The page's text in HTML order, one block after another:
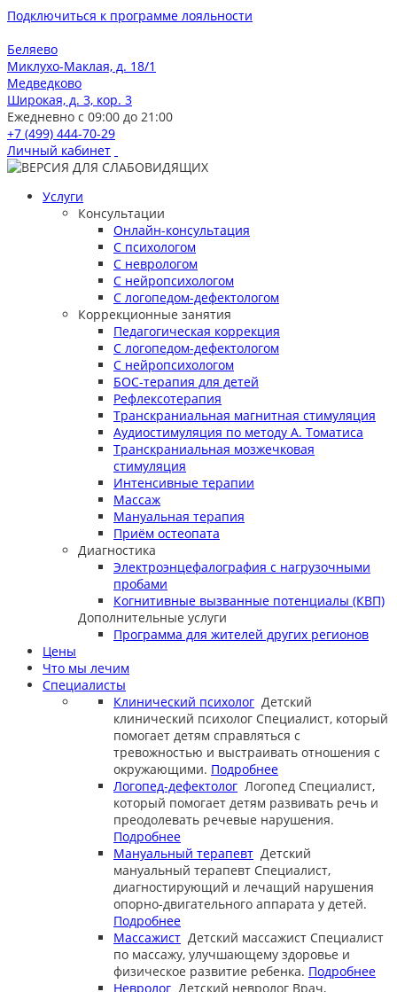
Подключиться к программе лояльности
Беляево
Миклухо-Маклая, д. 18/1
Медведково
Широкая, д. 3, кор. 3
Ежедневно с 09:00 до 21:00
+7 (499) 444-70-29
Личный кабинет
Услуги
Консультации
Онлайн-консультация
С психологом
С неврологом
С нейропсихологом
С логопедом-дефектологом
Коррекционные занятия
Педагогическая коррекция
С логопедом-дефектологом
С нейропсихологом
БОС-терапия для детей
Рефлексотерапия
Транскраниальная магнитная стимуляция
Аудиостимуляция по методу А. Томатиса
Транскраниальная мозжечковая
стимуляция
Интенсивные терапии
Массаж
Мануальная терапия
Приём остеопата
Диагностика
Электроэнцефалография с нагрузочными
пробами
Когнитивные вызванные потенциалы (КВП)
Дополнительные услуги
Программа для жителей других регионов
Цены
Что мы лечим
Специалисты
Клинический психолог Детский
клинический психолог Специалист, который
помогает детям справляться с
тревожностью и выстраивать отношения с
окружающими. Подробнее
Логопед-дефектолог Логопед Специалист,
который помогает детям развивать речь и
преодолевать речевые нарушения.
Подробнее
Мануальный терапевт Детский
мануальный терапевт Специалист,
диагностирующий и лечащий нарушения
опорно-двигательного аппарата у детей.
Подробнее
Массажист Детский массажист Специалист
по массажу, улучшающему здоровье и
физическое развитие ребенка. Подробнее
Невролог Детский невролог Врач,